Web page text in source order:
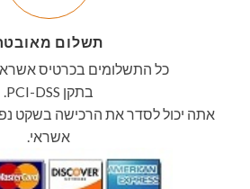
תשלום
כל התשלומים בכרטיס
בתקן PCI-DSS.
אתה יכול לסדר את הרכישה בשקט
אשראי.